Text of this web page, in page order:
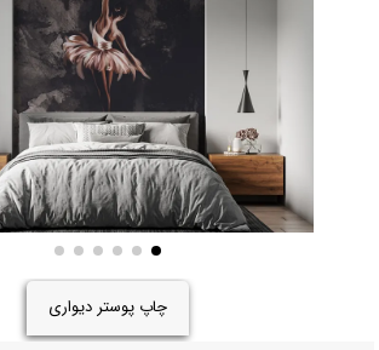
چاپ پوستر دیواری